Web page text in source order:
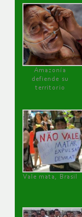
Amazonía
defiende su
territorio
Vale mata, Brasil